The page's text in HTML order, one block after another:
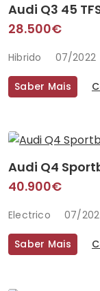
Audi Q3 45
28.500€
Hibrido 07/2022
Saber Mais
Audi Q4
40.900€
Electrico 07/
Saber Mais